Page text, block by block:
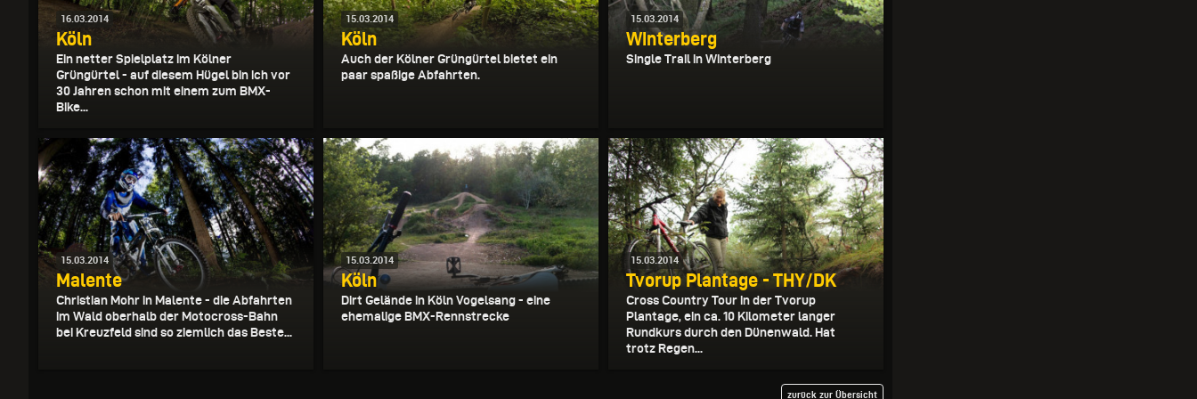
16.03.2014
Köln
Ein netter Spielplatz im Kölner
Grüngürtel - auf diesem Hügel bin ich vor
30 Jahren schon mit einem zum BMX-
Bike...
15.03.2014
Köln
Auch der Kölner Grüngürtel bietet ein
paar spaßige Abfahrten.
15.03.2014
Winterberg
Single Trail in Winterberg
15.03.2014
Malente
Christian Mohr in Malente - die Abfahrten
im Wald oberhalb der Motocross-Bahn
bei Kreuzfeld sind so ziemlich das Beste...
15.03.2014
Köln
Dirt Gelände in Köln Vogelsang - eine
ehemalige BMX-Rennstrecke
15.03.2014
Tvorup Plantage - THY/DK
Cross Country Tour in der Tvorup
Plantage, ein ca. 10 Kilometer langer
Rundkurs durch den Dünenwald. Hat
trotz Regen...
zurück zur Übersicht